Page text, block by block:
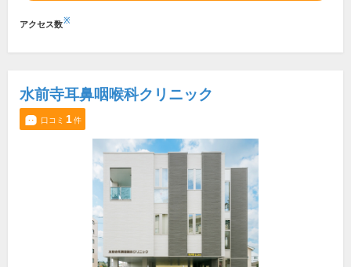
アクセス数※
水前寺耳鼻咽喉科クリニック
口コミ 1件